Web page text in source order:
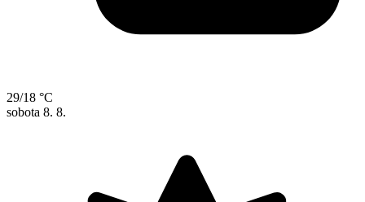
29/18 °C
sobota 8. 8.